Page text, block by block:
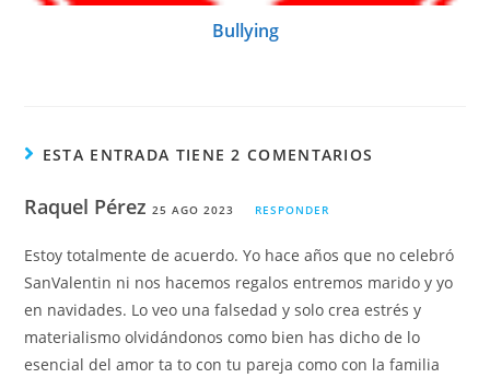
Bullying
ESTA ENTRADA TIENE 2 COMENTARIOS
Raquel Pérez25 AGO 2023 RESPONDER
Estoy totalmente de acuerdo. Yo hace años que no celebró
SanValentin ni nos hacemos regalos entremos marido y yo
en navidades. Lo veo una falsedad y solo crea estrés y
materialismo olvidándonos como bien has dicho de lo
esencial del amor ta to con tu pareja como con la familia